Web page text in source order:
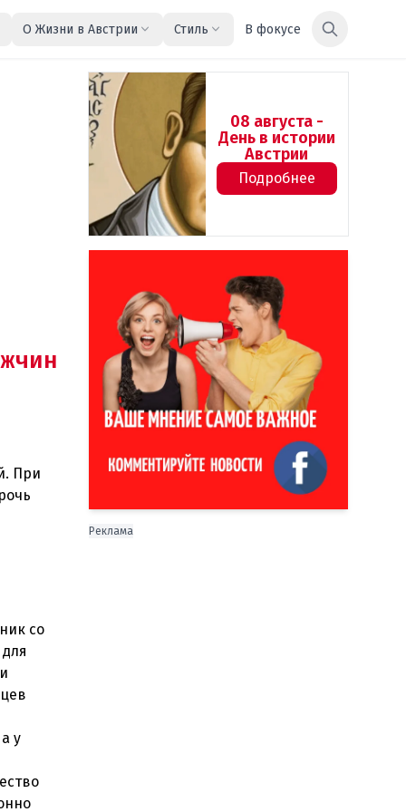
О Жизни в Австрии Стиль В фокусе
При
со
у
08 августа -
День в истории
Австрии
Подробнее
Реклама